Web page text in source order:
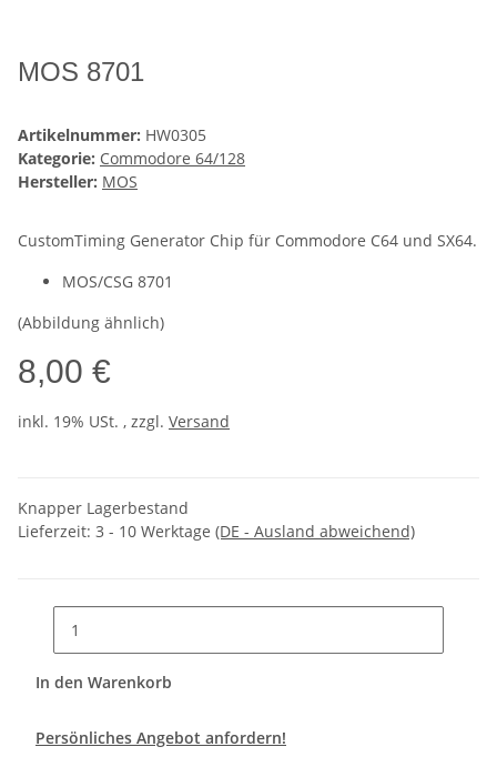
MOS 8701
Artikelnummer: HW0305
Kategorie: Commodore 64/128
Hersteller: MOS
CustomTiming Generator Chip für Commodore C64 und SX64.
MOS/CSG 8701
(Abbildung ähnlich)
8,00 €
inkl. 19% USt. , zzgl. Versand
Knapper Lagerbestand
Lieferzeit: 3 - 10 Werktage (DE - Ausland abweichend)
In den Warenkorb
Persönliches Angebot anfordern!